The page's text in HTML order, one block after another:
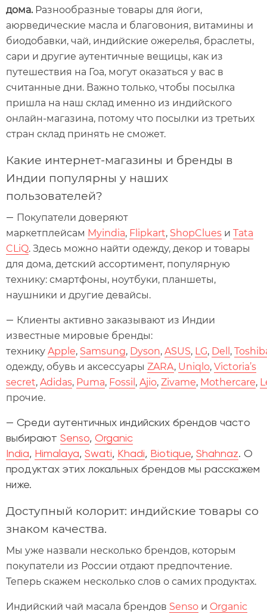
дома.Разнообразные товары для йоги,
аюрведические масла и благовония, витамины и
биодобавки, чай, индийские ожерелья, браслеты,
сари и другие аутентичные вещицы, как из
путешествия на Гоа, могут оказаться у вас в
считанные дни. Важно только, чтобы посылка
пришла на наш склад именно из индийского
онлайн-магазина, потому что посылки из третьих
стран склад принять не сможет.
Какие интернет-магазины и бренды в
Индии популярны у наших
пользователей?
— Покупатели доверяют
маркетплейсам Myindia, Flipkart, ShopClues и Tata
CLiQ. Здесь можно найти одежду, декор и товары
для дома, детский ассортимент, популярную
технику: смартфоны, ноутбуки, планшеты,
наушники и другие девайсы.
— Клиенты активно заказывают из Индии
известные мировые бренды:
технику Apple, Samsung, Dyson, ASUS, LG, Dell ,
одежду, обувь и аксессуары ZARA, Uniqlo, Victoria’s
secret, Adidas, Puma, Fossil , Ajio, Zivame, Mothercare,
прочие.
— Среди аутентичных индийских брендов часто
выбирают Senso, Organic
India, Himalaya, Swati, Khadi, Biotique, Shahnaz. О
продуктах этих локальных брендов мы расскажем
ниже.
Доступный колорит: индийские товары со
знаком качества.
Мы уже назвали несколько брендов, которым
покупатели из России отдают предпочтение.
Теперь скажем несколько слов о самих продуктах.
Индийский чай масала брендов Senso и Organic